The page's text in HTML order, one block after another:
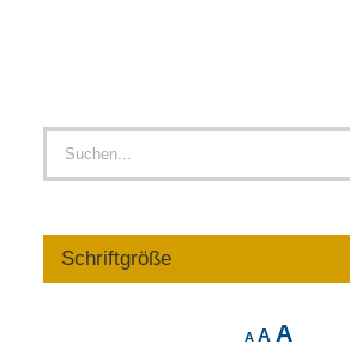
Suche
nach:
Schriftgröße
A
font
A Reset
A